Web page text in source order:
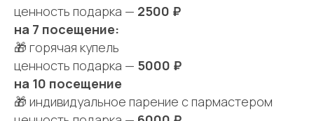
ценность подарка — 2500 ₽
на 7 посещение:
🎁 горячая купель
ценность подарка — 5000 ₽
на 10 посещение
🎁 индивидуальное парение с пармастером